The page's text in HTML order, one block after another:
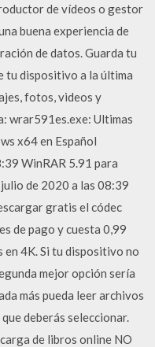
de vídeos o gestor
buena experiencia de
de datos. Guarda tu
tu dispositivo a la última
fotos, videos y
wrar591es.exe: Ultimas
x64 en Español
WinRAR 5.91 para
de 2020 a las 08:39
gratis el códec
de pago y cuesta 0,99
en 4K. Si tu dispositivo no
mejor opción sería
más pueda leer archivos
deberás seleccionar.
de libros online NO